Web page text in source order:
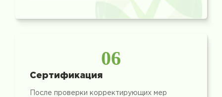
06
Сертификация
После проверки корректирующих мер